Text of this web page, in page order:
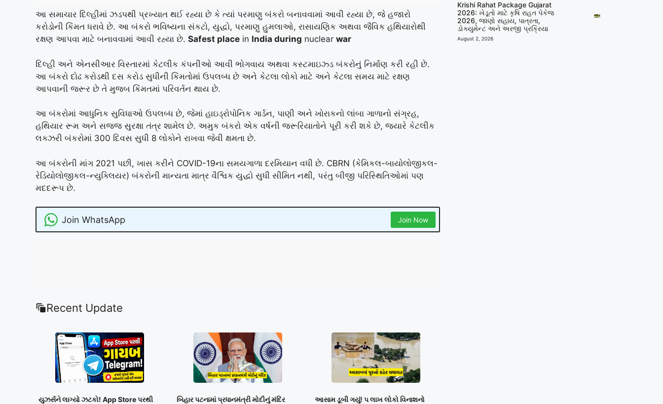
આ સમાચાર દિલ્હીમાં ઝડપથી પ્રખ્યાત થઈ રહ્યા છે કે ત્યાં પરમાણુ બંકરો બનાવવામાં આવી રહ્યા છે, જે હજારો
કરોડોની કિંમત ધરાવે છે. આ બંકરો ભવિષ્યના સંકટો, યુદ્ધો, પરમાણુ હુમલાઓ, રાસાયણિક અથવા જૈવિક હથિયારોથી
રક્ષણ આપવા માટે બનાવવામાં આવી રહ્યા છે. Safest place in India during nuclear war
દિલ્હી અને એનસીઆર વિસ્તારમાં કેટલીક કંપનીઓ આવી ભોગવાય અથવા કસ્ટમાઇઝ્ડ બંકરોનું નિર્માણ કરી રહી છે.
આ બંકરો દોઢ કરોડથી દસ કરોડ સુધીની કિંમતોમાં ઉપલબ્ધ છે અને કેટલા લોકો માટે અને કેટલા સમય માટે રક્ષણ
આપવાની જરૂર છે તે મુજબ કિંમતમાં પરિવર્તન થાય છે.
આ બંકરોમાં આધુનિક સુવિધાઓ ઉપલબ્ધ છે, જેમાં હાઇડ્રોપોનિક ગાર્ડન, પાણી અને ખોરાકનો લાંબા ગાળાનો સંગ્રહ,
હથિયાર રૂમ અને સજ્જ સુરક્ષા તંત્ર શામેલ છે. અમુક બંકરો એક વર્ષની જરૂરિયાતોને પૂરી કરી શકે છે, જ્યારે કેટલીક
લક્ઝરી બંકરોમાં 300 દિવસ સુધી 8 લોકોને રાખવા જેવી ક્ષમતા છે.
આ બંકરોની માંગ 2021 પછી, ખાસ કરીને COVID-19ના સમયગાળા દરમિયાન વધી છે. CBRN (કેમિકલ-બાયોલોજીકલ-
રેડિયોલોજીકલ-ન્યુક્લિયર) બંકરોની માન્યતા માત્ર વૈશ્વિક યુદ્ધો સુધી સીમિત નથી, પરંતુ બીજી પરિસ્થિતિઓમાં પણ
મદદરૂપ છે.
Join WhatsApp Join Now
Recent Update
યુઝર્સને લાગ્યો ઝટકો! App Store પરથી
બિહાર પટનામાં પ્રધાનમંત્રી મોદીનું મંદિર
આસામ ડૂબી ગયું! ૫ લાખ લોકો વિનાશનો
Krishi Rahat Package Gujarat
2026: ખેડૂતો માટે કૃષિ રાહત પેકેજ
2026, જાણો સહાય, પાત્રતા,
ડોક્યુમેન્ટ અને અરજી પ્રક્રિયા
August 2, 2026